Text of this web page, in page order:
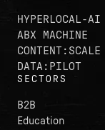
HYPERLOCAL-AI
ABX MACHINE
CONTENT:SCALE
DATA:PILOT
SECTORS
B2B
Education